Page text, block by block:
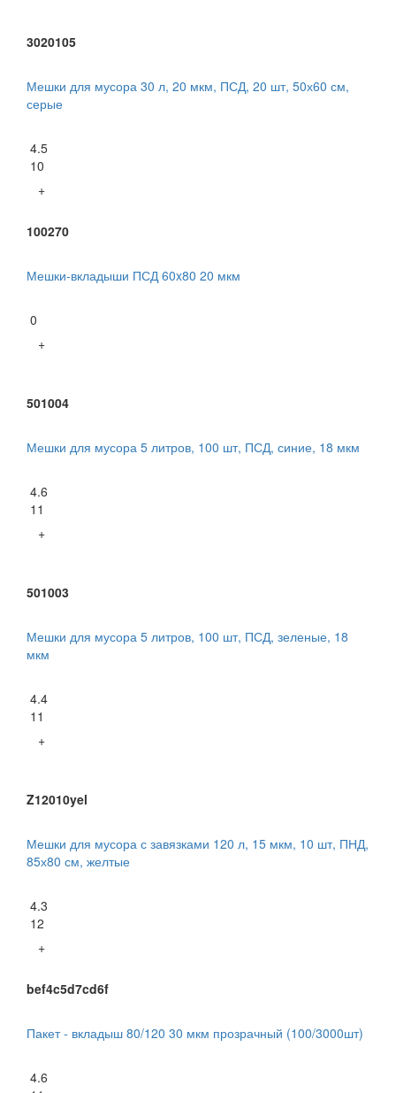
3020105
Мешки для мусора 30 л, 20 мкм, ПСД, 20 шт, 50х60 см,
серые
4.5
10
+
100270
Мешки-вкладыши ПСД 60x80 20 мкм
0
+
501004
Мешки для мусора 5 литров, 100 шт, ПСД, синие, 18 мкм
4.6
11
+
501003
Мешки для мусора 5 литров, 100 шт, ПСД, зеленые, 18
мкм
4.4
11
+
Z12010yel
Мешки для мусора с завязками 120 л, 15 мкм, 10 шт, ПНД,
85х80 см, желтые
4.3
12
+
bef4c5d7cd6f
Пакет - вкладыш 80/120 30 мкм прозрачный (100/3000шт)
4.6